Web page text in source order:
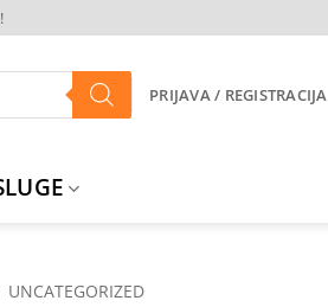
PRIJAVA / REGISTRACIJA
UNCATEGORIZED